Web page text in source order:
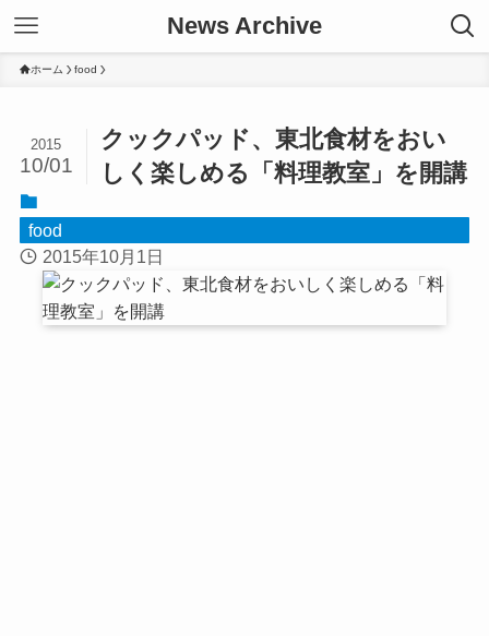
News Archive
ホーム food
クックパッド、東北食材をおい
しく楽しめる「料理教室」を開講
2015
10/01
food
2015年10月1日